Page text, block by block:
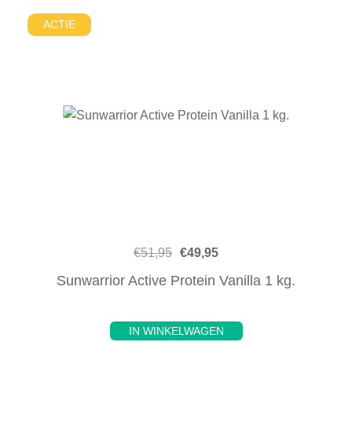
ACTIE
€51,95 €49,95
Sunwarrior Active Protein Vanilla 1 kg.
IN WINKELWAGEN